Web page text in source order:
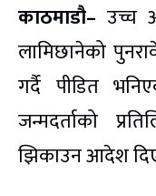
काठमाडौ– उच्च
लामिछानेको
गर्दै पीडित
जन्मदर्ताको
झिकाउन आदेश